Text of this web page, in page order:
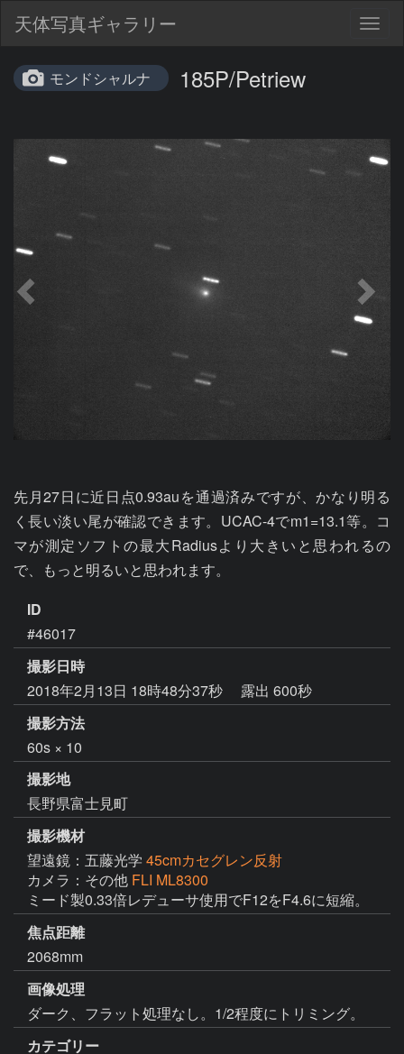
天体写真ギャラリー
モンドシャルナ 185P/Petriew
先月27日に近日点0.93auを通過済みですが、かなり明る
く長い淡い尾が確認できます。UCAC-4でm1=13.1等。コ
マが測定ソフトの最大Radiusより大きいと思われるの
で、もっと明るいと思われます。
ID
#46017
撮影日時
2018年2月13日 18時48分37秒
露出 600秒
撮影方法
60s × 10
撮影地
長野県富士見町
撮影機材
望遠鏡：五藤光学 45cmカセグレン反射
カメラ：その他 FLI ML8300
ミード製0.33倍レデューサ使用でF12をF4.6に短縮。
焦点距離
2068mm
画像処理
ダーク、フラット処理なし。1/2程度にトリミング。
カテゴリー